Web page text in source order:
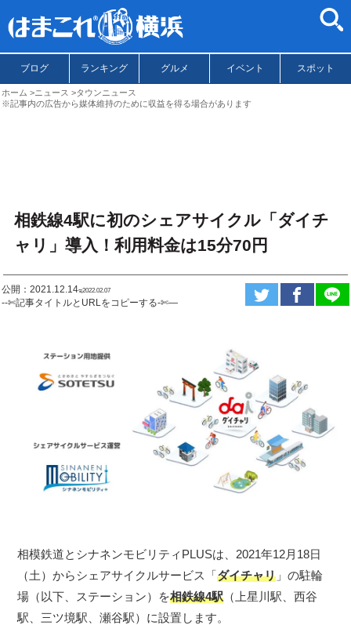
ブログ ランキング グルメ イベント スポット
ホーム ニュース
タウンニュース
※記事内の広告から媒体維持のために収益を得る場合があります
相鉄線4駅に初のシェアサイクル「ダイチ
ャリ」導入！利用料金は15分70円
公開：2021.12.14ಇ2022.02.07
--✄記事タイトルとURLをコピーする-✄—
相模鉄道とシナネンモビリティPLUSは、2021年12月18日
（土）からシェアサイクルサービス「ダイチャリ 」の駐輪
場（以下、ステーション）を相鉄線4駅 （上星川駅、西谷
駅、三ツ境駅、瀬谷駅）に設置します。